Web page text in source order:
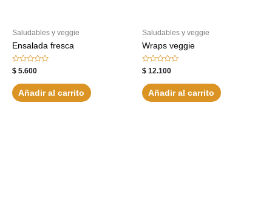
Saludables y veggie
Ensalada fresca
Valorado
con
de
5
$ 5.600
Añadir al carrito
Saludables y veggie
Wraps veggie
Valorado
con
de
5
$ 12.100
Añadir al carrito